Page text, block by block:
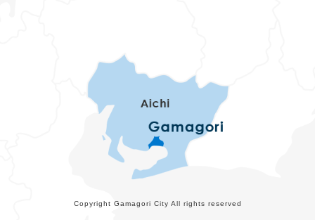
Copyright Gamagori City All rights reserved